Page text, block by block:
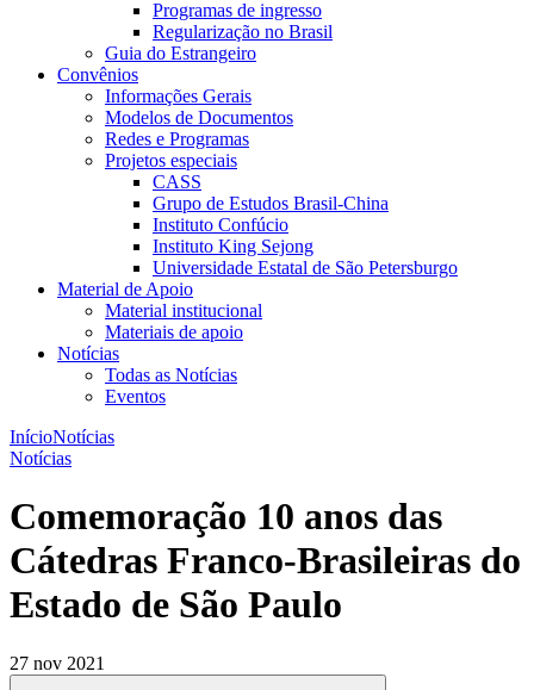
Programas de ingresso
Regularização no Brasil
Guia do Estrangeiro
Convênios
Informações Gerais
Modelos de Documentos
Redes e Programas
Projetos especiais
CASS
Grupo de Estudos Brasil-China
Instituto Confúcio
Instituto King Sejong
Universidade Estatal de São Petersburgo
Material de Apoio
Material institucional
Materiais de apoio
Notícias
Todas as Notícias
Eventos
InícioNotícias
Notícias
Comemoração 10 anos das
Cátedras Franco-Brasileiras do
Estado de São Paulo
27 nov 2021